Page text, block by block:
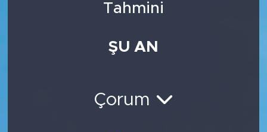
Tahmini
ŞU AN
Çorum
BİLİM-TEKNOLOJİ
Tüm Manşetler
Son Dakika Haberleri